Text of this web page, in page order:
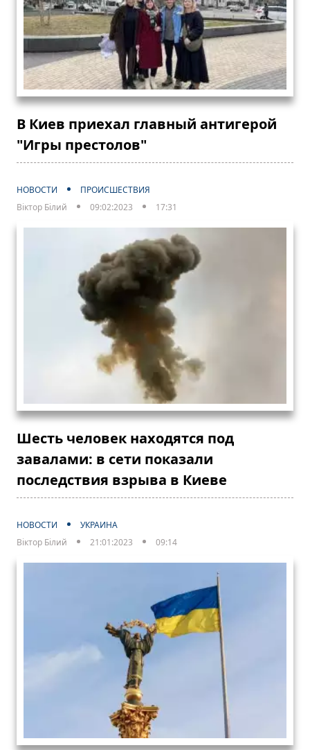
В Киев приехал главный антигерой
"Игры престолов"
НОВОСТИ
ПРОИСШЕСТВИЯ
Віктор Білий
09:02:2023 17:31
Шесть человек находятся под
завалами: в сети показали
последствия взрыва в Киеве
НОВОСТИ
УКРАИНА
Віктор Білий
21:01:2023 09:14